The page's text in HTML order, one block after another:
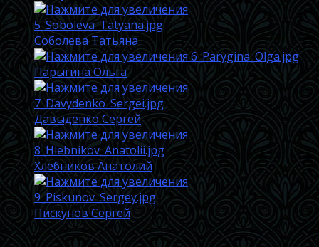
Соболева Татьяна
Парыгина Ольга
Давыденко Сергей
Хлебников Анатолий
Пискунов Сергей